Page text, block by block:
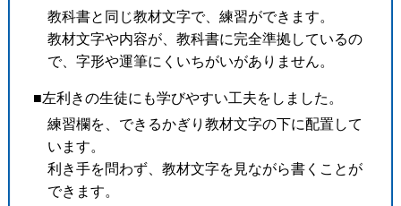
教科書と同じ教材文字で、練習ができます。
教材文字や内容が、教科書に完全準拠しているの
で、字形や運筆にくいちがいがありません。
■左利きの生徒にも学びやすい工夫をしました。
練習欄を、できるかぎり教材文字の下に配置して
います。
利き手を問わず、教材文字を見ながら書くことが
できます。